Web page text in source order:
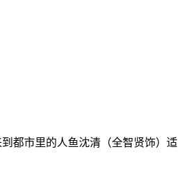
都市里的人鱼沈清（全智贤饰）适